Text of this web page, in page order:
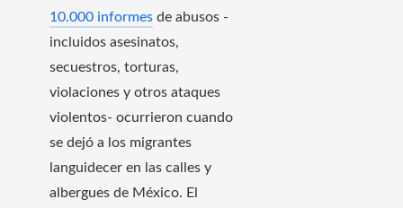
10.000 informes de abusos -
incluidos asesinatos,
secuestros, torturas,
violaciones y otros ataques
violentos- ocurrieron cuando
se dejó a los migrantes
languidecer en las calles y
albergues de México. El